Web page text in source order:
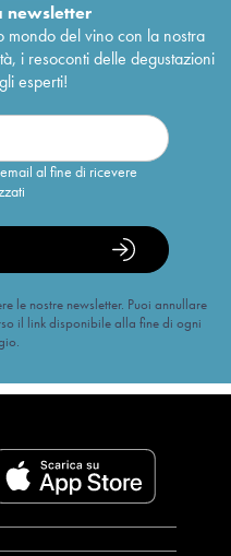
newsletter
mondo del vino con la nostra
i resoconti delle degustazioni
esperti!
al fine di ricevere
le nostre newsletter. Puoi annullare
il link disponibile alla fine di ogni